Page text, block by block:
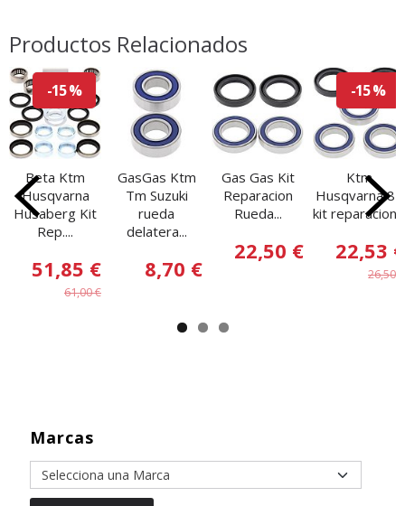
Marcas
Productos Relacionados
-15 %
Beta Ktm
Husqvarna
Husaberg Kit
Rep....
51,85 €
61,00 €
GasGas Ktm
Tm Suzuki
rueda
delatera...
8,70 €
Gas Gas Kit
Reparacion
Rueda...
22,50 €
-15 %
Ktm
Husqvarna 85
kit reparacion...
22,53 €
26,50 €